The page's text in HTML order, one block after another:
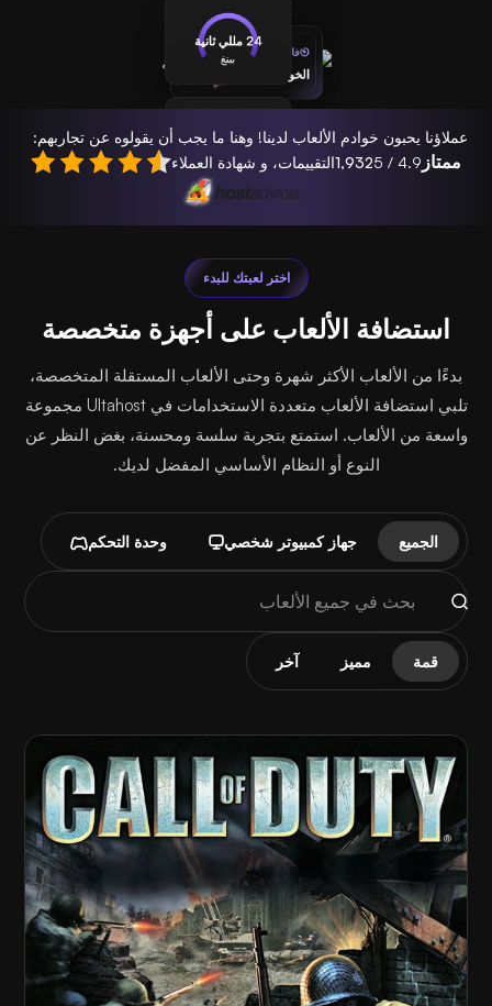
فائق السرعة
الخوادم العالمية
24 مللي ثانية
بينغ
عملاؤنا يحبون خوادم الألعاب لدينا! وهنا ما يجب أن يقولوه عن تجاربهم:
ممتاز 4.9 / 5
1,932التقييمات، و شهادة العملاء
اختر لعبتك للبدء
استضافة الألعاب على أجهزة متخصصة
بدءًا من الألعاب الأكثر شهرة وحتى الألعاب المستقلة المتخصصة،
تلبي استضافة الألعاب متعددة الاستخدامات في Ultahost مجموعة
واسعة من الألعاب. استمتع بتجربة سلسة ومحسنة، بغض النظر عن
النوع أو النظام الأساسي المفضل لديك.
الجميع جهاز كمبيوتر شخصي وحدة التحكم
قمة مميز آخر